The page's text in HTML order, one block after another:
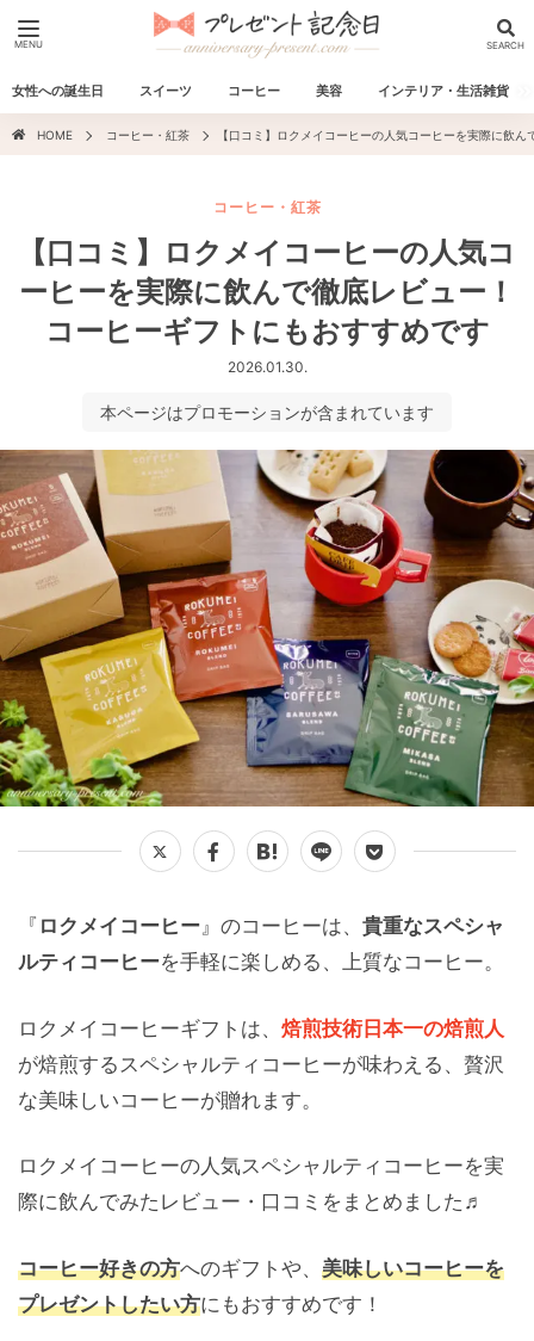
女性への誕生日 スイーツ コーヒー 美容 インテリア・生活雑貨
MENU SEARCH
HOME コーヒー・紅茶 【口コミ】ロクメイコーヒーの人気コーヒーを実際に飲
【口コミ】ロクメイコーヒーの人気コ
ーヒーを実際に飲んで徹底レビュー！
コーヒーギフトにもおすすめです
コーヒー・紅茶
2026.01.30.
『 ロクメイコーヒー』のコーヒーは、 貴重なスペシャ
ルティコーヒーを手軽に楽しめる、上質なコーヒー。
ロクメイコーヒーギフトは、 焙煎技術日本一の焙煎人
が焙煎するスペシャルティコーヒーが味わえる、贅沢
な美味しいコーヒーが贈れます。
ロクメイコーヒーの人気スペシャルティコーヒーを実
際に飲んでみたレビュー・口コミをまとめました♬
コーヒー好きの方へのギフトや、 美味しいコーヒーを
プレゼントしたい方にもおすすめです！